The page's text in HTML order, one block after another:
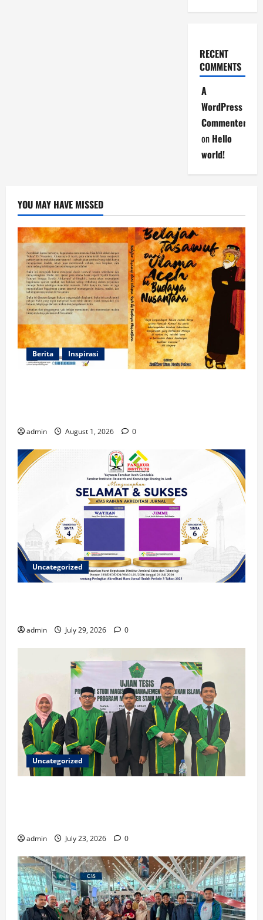
RECENT
COMMENTS
A
WordPress
Commenter
on Hello
world!
YOU MAY HAVE MISSED
Berita Inspirasi
admin August 1, 2026 0
Uncategorized
admin July 29, 2026 0
Uncategorized
admin July 23, 2026 0